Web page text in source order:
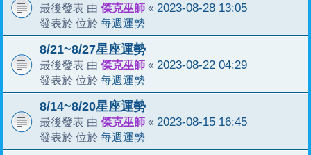
最後發表 由 傑克巫師 « 2023-08-28 13:05
發表於 位於 每週運勢
8/21~8/27星座運勢
最後發表 由 傑克巫師 « 2023-08-22 04:29
發表於 位於 每週運勢
8/14~8/20星座運勢
最後發表 由 傑克巫師 « 2023-08-15 16:45
發表於 位於 每週運勢